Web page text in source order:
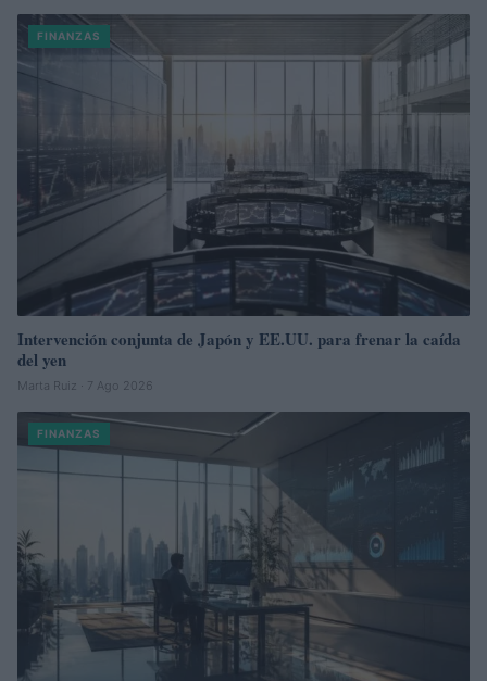
FINANZAS
Intervención conjunta de Japón y EE.UU. para frenar la caída
del yen
Marta Ruiz · 7 Ago 2026
FINANZAS